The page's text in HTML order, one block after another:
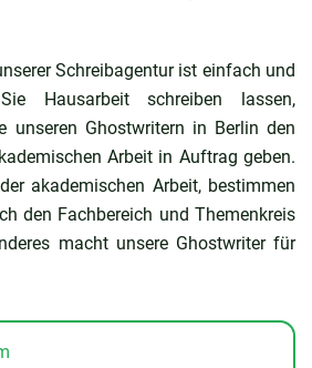
Schreibagentur ist einfach und
Hausarbeit schreiben lassen,
unseren Ghostwritern in Berlin den
Arbeit in Auftrag geben.
akademischen Arbeit, bestimmen
den Fachbereich und Themenkreis
macht unsere Ghostwriter für